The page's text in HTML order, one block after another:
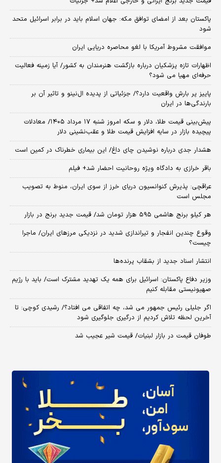
پاکستان بعد از امضای توافق مکه: جهان اسلام باید در برابر اسرائیل متحد
شود
موافقت مشروط آمریکا با لغو محاصره دریایی ایران
اظهارات تازه پزشکیان درباره بازگشت هنرمندان به کشور/ آیا زمینه فعالیت
حرفه‌ای مهیا می شود؟
پاییز پر بارش واقعیت دارد؟/ جزئیاتی از پدیده ال‌نینو و تاثیر آن بر
بارندگی‌ها در ایران
پیش‌بینی قیمت طلا، دلار و سکه امروز شنبه ۱۷ مرداد ۱۴۰۵/ معادلات
پیچیده بازار در سایه افزایش قیمت طلا و عقب‌نشینی دلار
هشدار جدی درباره نوشیدن چای داغ/ این بیماری خطرناک در کمین است
باقر خرازی به دادگاه ویژه روحانیت احضار شد+ فیلم
عراقچی: پذیرش کنوانسیون دریای خرز از سوی ایران، منوط به تصویب
مجلس است
هر کیلو برنج هاشمی ۵۹۵ هزار تومان شد/ قیمت جدید برنج در بازار
وقوع چندین انفجار و تیراندازی شدید در نزدیکی مرز‌های ایران/ ماجرا
چیست؟
انتشار اسناد جدید از بشقاب پرنده‌ها
وزیر دفاع پاکستان: اسرائیل برای همه یک تهدید مشترک است/ باید با رژیم
صهیونیستی مقابله کنیم
اگر جلیلی رئیس جمهور می شد، چه اتفاقی می افتاد؟/ رشیدی کوچی: تا
آخرین لحظه تلاش کردیم از درگیری جلوگیری شود
طوفان قیمت در بازار لبنیات/ قیمت شیر عجیب شد